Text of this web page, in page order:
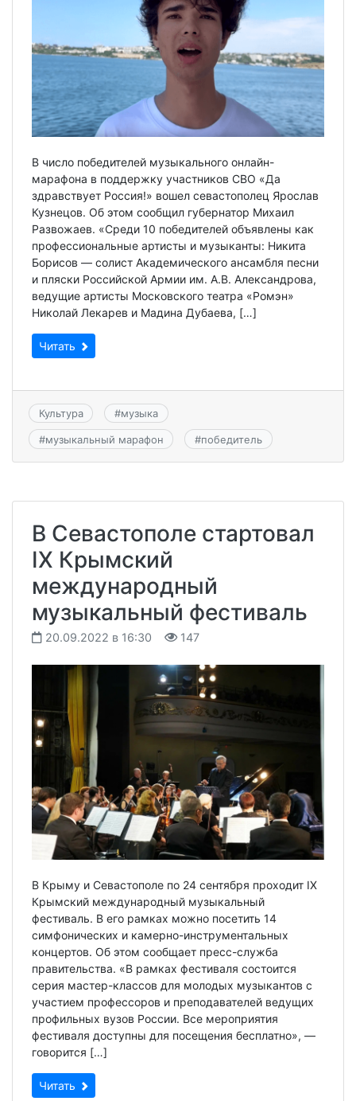
В число победителей музыкального онлайн-
марафона в поддержку участников СВО «Да
здравствует Россия!» вошел севастополец Ярослав
Кузнецов. Об этом сообщил губернатор Михаил
Развожаев. «Среди 10 победителей объявлены как
профессиональные артисты и музыканты: Никита
Борисов — солист Академического ансамбля песни
и пляски Российской Армии им. А.В. Александрова,
ведущие артисты Московского театра «Ромэн»
Николай Лекарев и Мадина Дубаева, […]
Читать
Культура #музыка
#музыкальный марафон #победитель
В Севастополе стартовал
IX Крымский
международный
музыкальный фестиваль
20.09.2022 в 16:30 147
В Крыму и Севастополе по 24 сентября проходит IX
Крымский международный музыкальный
фестиваль. В его рамках можно посетить 14
симфонических и камерно-инструментальных
концертов. Об этом сообщает пресс-служба
правительства. «В рамках фестиваля состоится
серия мастер-классов для молодых музыкантов с
участием профессоров и преподавателей ведущих
профильных вузов России. Все мероприятия
фестиваля доступны для посещения бесплатно», —
говорится […]
Читать